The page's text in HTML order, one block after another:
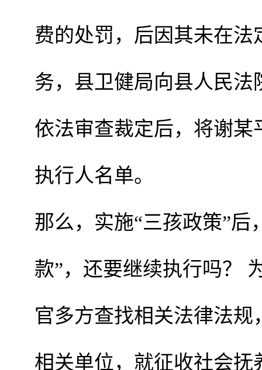
费的处罚，后因其未在
务，县卫健局向县人民
依法审查裁定后，将谢
执行人名单。
那么，实施“三孩政策”
款”，还要继续执行吗？
官多方查找相关法律法
相关单位，就征收社会